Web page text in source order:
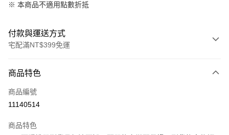
※ 本商品不適用點數折抵
付款與運送方式
宅配滿NT$399免運
信用卡一次付款
信用卡分期付款
合作金庫商業銀行
6 期 0 利率 每期
商品特色
商品編號
11140514
商品特色